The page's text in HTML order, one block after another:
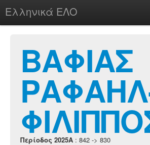
Ελληνικά ΕΛΟ
chesstu.be @ discord
Login
ΒΑΦΙΑΣ
Περίοδος 2025A : 842 -> 830